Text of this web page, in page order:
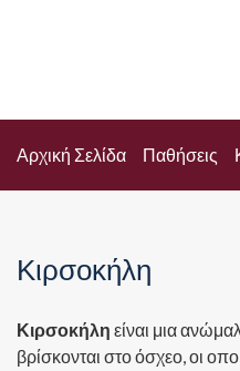
Αρχική Σελίδα Παθήσεις
Κιρσοκήλη
Κιρσοκήλη είναι μια
βρίσκονται στο όσχεο, οι